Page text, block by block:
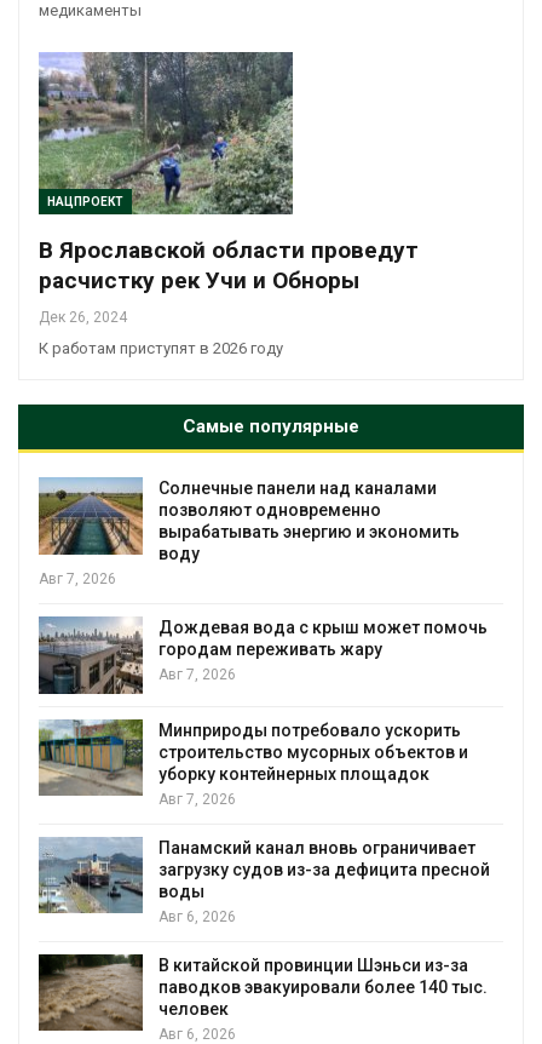
медикаменты
НАЦПРОЕКТ
В Ярославской области проведут
расчистку рек Учи и Обноры
Дек 26, 2024
К работам приступят в 2026 году
Самые популярные
Солнечные панели над каналами
позволяют одновременно
вырабатывать энергию и экономить
воду
Авг 7, 2026
Дождевая вода с крыш может помочь
городам переживать жару
Авг 7, 2026
Минприроды потребовало ускорить
строительство мусорных объектов и
уборку контейнерных площадок
Авг 7, 2026
Панамский канал вновь ограничивает
загрузку судов из-за дефицита пресной
воды
Авг 6, 2026
В китайской провинции Шэньси из-за
паводков эвакуировали более 140 тыс.
человек
Авг 6, 2026